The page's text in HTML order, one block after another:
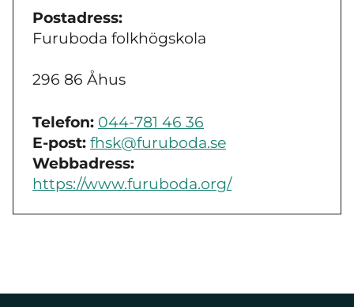
Postadress:
Furuboda folkhögskola
296 86 Åhus
Telefon: 044-781 46 36
E-post: fhsk@furuboda.se
Webbadress:
https://www.furuboda.org/